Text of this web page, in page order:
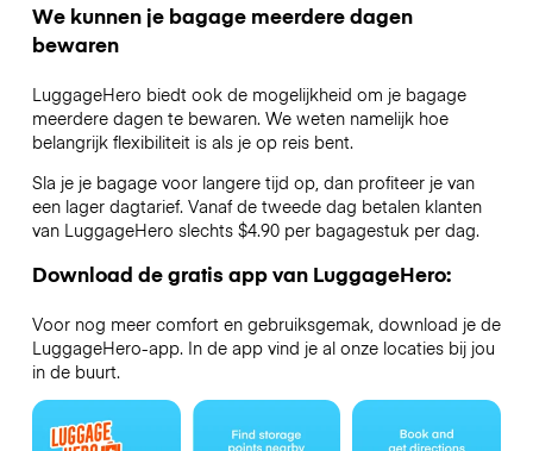
We kunnen je bagage meerdere dagen
bewaren
LuggageHero biedt ook de mogelijkheid om je bagage
meerdere dagen te bewaren. We weten namelijk hoe
belangrijk flexibiliteit is als je op reis bent.
Sla je je bagage voor langere tijd op, dan profiteer je van
een lager dagtarief. Vanaf de tweede dag betalen klanten
van LuggageHero slechts $4.90 per bagagestuk per dag.
Download de gratis app van LuggageHero:
Voor nog meer comfort en gebruiksgemak, download je de
LuggageHero-app. In de app vind je al onze locaties bij jou
in de buurt.